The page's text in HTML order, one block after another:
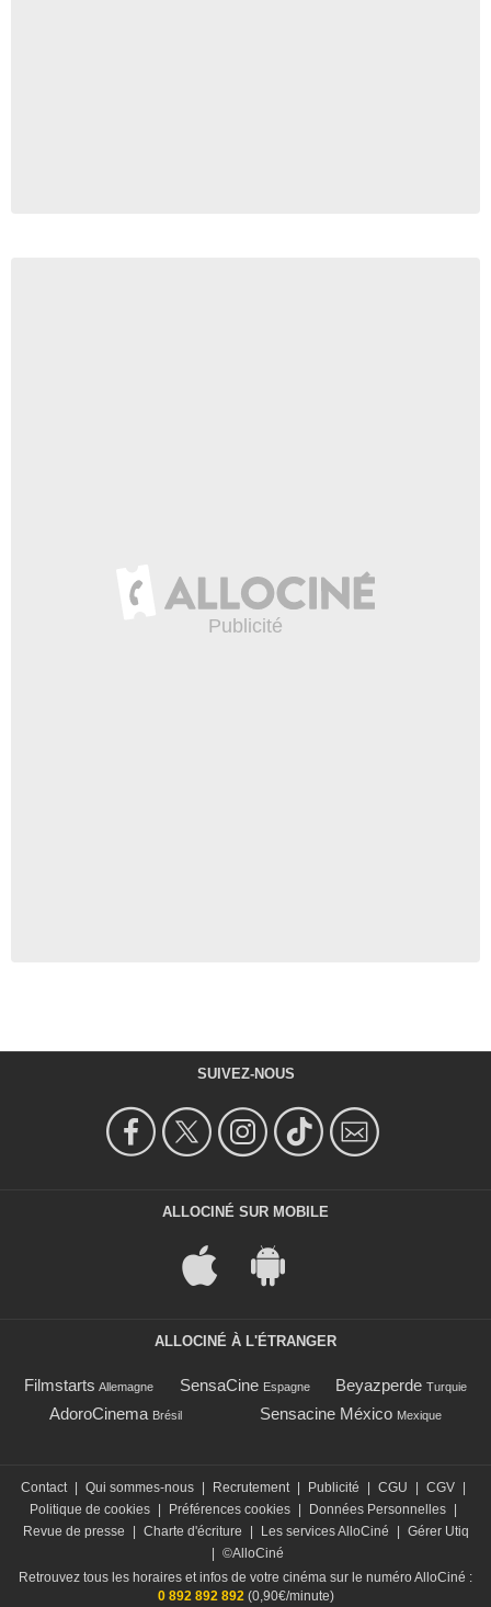
SUIVEZ-NOUS
ALLOCINÉ SUR MOBILE
ALLOCINÉ À L'ÉTRANGER
Filmstarts Allemagne SensaCine Espagne Beyazperde Turquie
AdoroCinema Brésil Sensacine México Mexique
Contact Qui sommes-nous Recrutement Publicité CGU CGV
Politique de cookies
Préférences cookies Données Personnelles
Revue de presse
Charte d'écriture Les services AlloCiné
Gérer Utiq
©AlloCiné
Retrouvez tous les horaires et infos de votre cinéma sur le numéro AlloCiné :
0 892 892 892(0,90€/minute)